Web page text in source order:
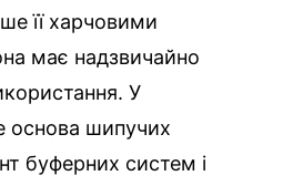
її харчовими
має надзвичайно
У
основа шипучих
буферних систем і